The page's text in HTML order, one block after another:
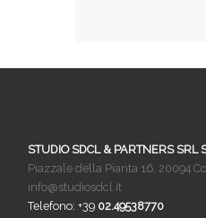
STUDIO SDCL & PARTNERS SRL
Piazzale della Pianta 16, 20094
info@studiosdcl.it
Telefono: +39 02.49538770